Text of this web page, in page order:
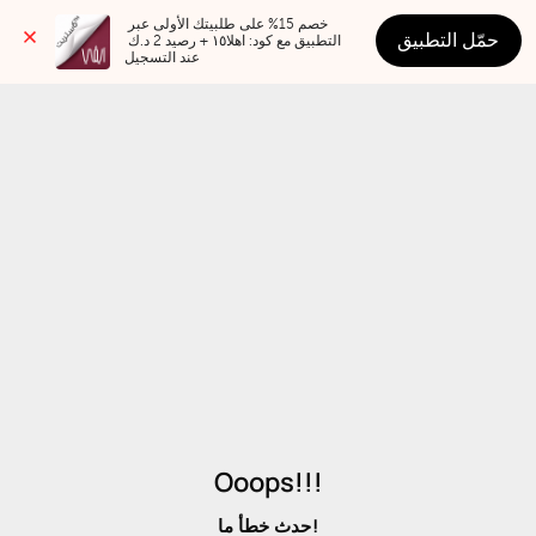
عند التسجيل
حمّل التطبيق
Ooops!!!
حدث خطأ ما!